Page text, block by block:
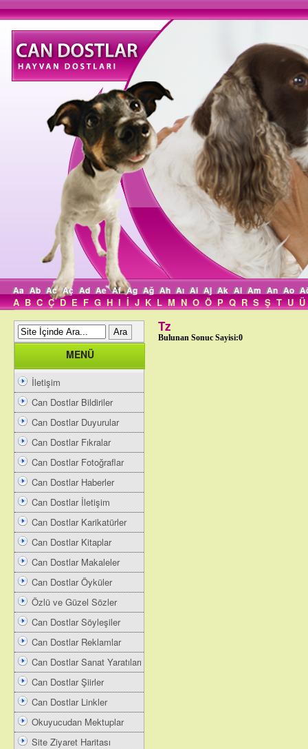
Aa Ab Ac Aç Ad Ae Af Ag Ağ Ah Aı Ai Aj Ak Al Am An Ao
A B C Ç D E F G H I İ J K L M N O Ö P Q R S Ş T U Ü
MENÜ
İletişim
Can Dostlar Bildiriler
Can Dostlar Duyurular
Can Dostlar Fıkralar
Can Dostlar Fotoğraflar
Can Dostlar Haberler
Can Dostlar İletişim
Can Dostlar Karikatürler
Can Dostlar Kitaplar
Can Dostlar Makaleler
Can Dostlar Öyküler
Özlü ve Güzel Sözler
Can Dostlar Söyleşiler
Can Dostlar Reklamlar
Can Dostlar Sanat Yaratıları
Can Dostlar Şiirler
Can Dostlar Linkler
Okuyucudan Mektuplar
Site Ziyaret Haritası
Tz
Bulunan Sonuc Sayisi:0